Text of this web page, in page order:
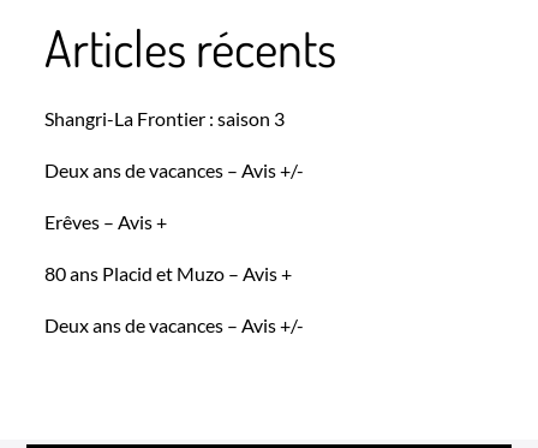
Articles récents
Shangri-La Frontier : saison 3
Deux ans de vacances – Avis +/-
Erêves – Avis +
80 ans Placid et Muzo – Avis +
Deux ans de vacances – Avis +/-